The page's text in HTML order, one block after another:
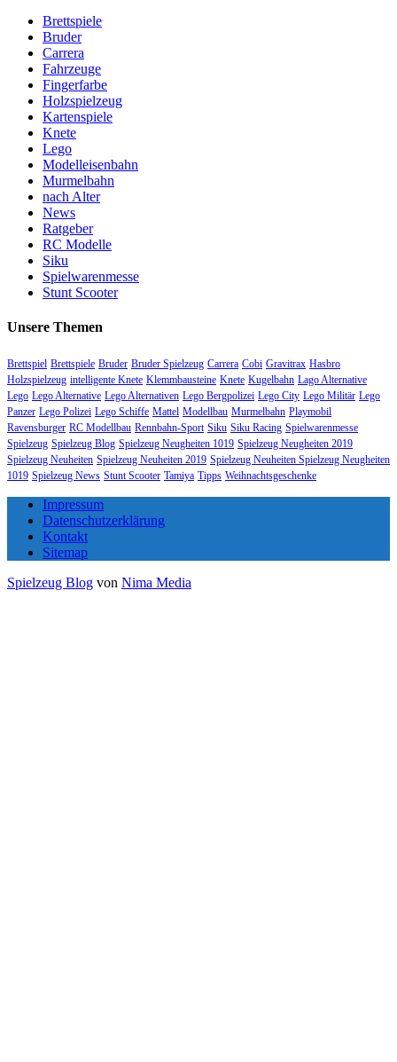
Brettspiele
Bruder
Carrera
Fahrzeuge
Fingerfarbe
Holzspielzeug
Kartenspiele
Knete
Lego
Modelleisenbahn
Murmelbahn
nach Alter
News
Ratgeber
RC Modelle
Siku
Spielwarenmesse
Stunt Scooter
Unsere Themen
Brettspiel Brettspiele Bruder Bruder Spielzeug Carrera Cobi Gravitrax Hasbro
Holzspielzeug intelligente Knete Klemmbausteine Knete Kugelbahn Lago Alternative
Lego Lego Alternative Lego Alternativen Lego Bergpolizei Lego City Lego Militär Lego
Panzer Lego Polizei Lego Schiffe Mattel Modellbau Murmelbahn Playmobil
Ravensburger RC Modellbau Rennbahn-Sport Siku Siku Racing Spielwarenmesse
Spielzeug Spielzeug Blog Spielzeug Neugheiten 1019 Spielzeug Neugheiten 2019
Spielzeug Neuheiten Spielzeug Neuheiten 2019 Spielzeug Neuheiten Spielzeug Neugheiten
1019 Spielzeug News Stunt Scooter Tamiya Tipps Weihnachtsgeschenke
Impressum
Datenschutzerklärung
Kontakt
Sitemap
Spielzeug Blog von Nima Media